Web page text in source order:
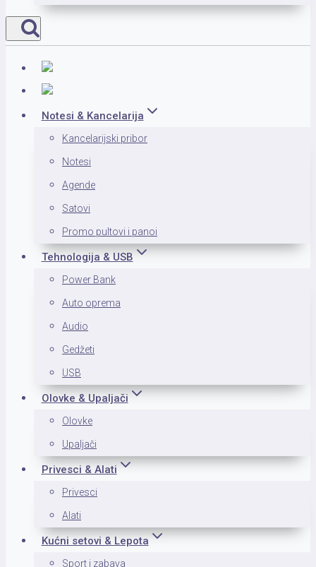
Notesi & Kancelarija
Kancelarijski pribor
Notesi
Agende
Satovi
Promo pultovi i panoi
Tehnologija & USB
Power Bank
Auto oprema
Audio
Gedžeti
USB
Olovke & Upaljači
Olovke
Upaljači
Privesci & Alati
Privesci
Alati
Kućni setovi & Lepota
Sport i zabava